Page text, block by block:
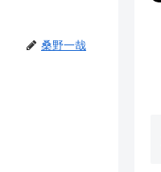
桑野一哉